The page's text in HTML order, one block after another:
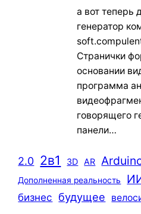
а вот теперь
генератор
Странички
основании
программа
говорящего
панели…
2.0 2в1 3D AR
Дополненная реальность
бизнес будущее